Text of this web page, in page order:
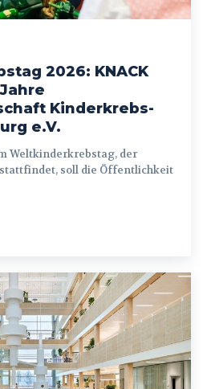
2026: KNACK
Jahre
Kinderkrebs-
e.V.
stattfindet, soll die Öffentlichkeit